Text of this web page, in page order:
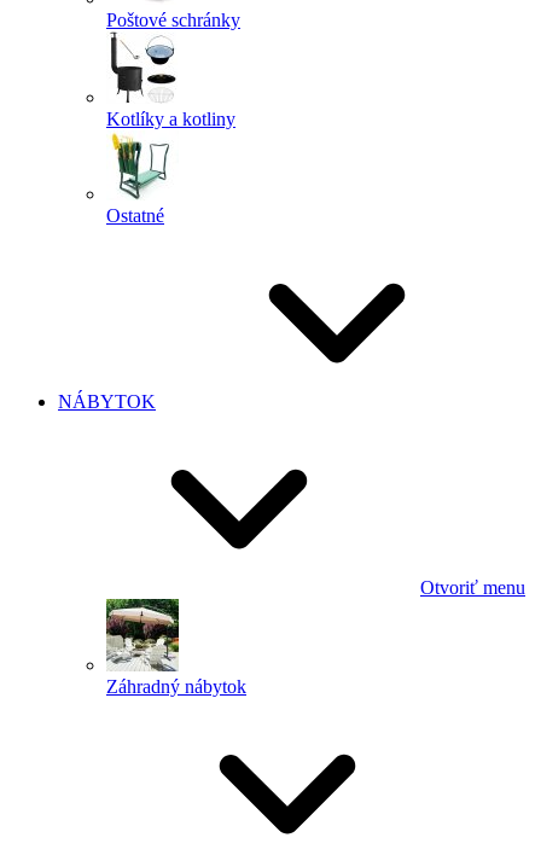
Poštové schránky
Kotlíky a kotliny
Ostatné
NÁBYTOK
Otvoriť menu
Záhradný nábytok